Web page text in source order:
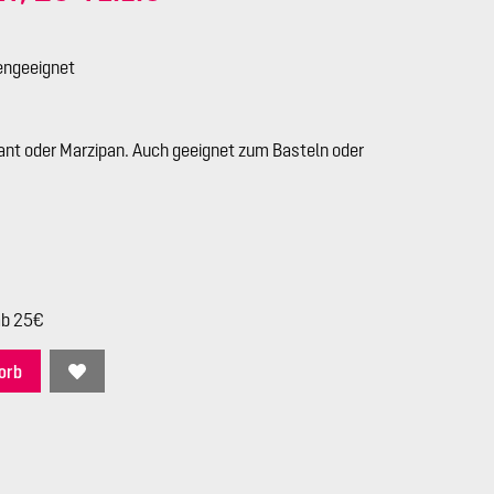
oder Marzipan. Auch geeignet zum Basteln oder
25€